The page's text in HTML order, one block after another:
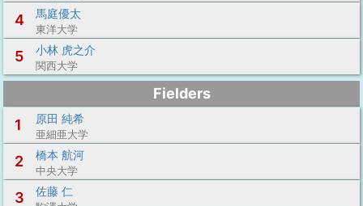
4 馬庭優太
東洋大学
5 小林 虎之介
関西大学
Fielders
1
原田 純希
亜細亜大学
2 橋本 航河
中央大学
3 佐藤 仁